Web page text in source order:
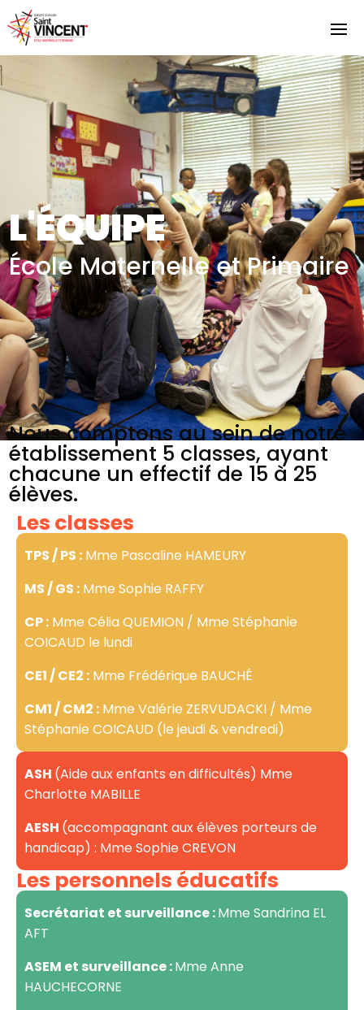
L'ÉQUIPE
École Maternelle et Primaire
Nous comptons au sein de notre
établissement 5 classes, ayant
chacune un effectif de 15 à 25
élèves.
Les classes
TPS / PS : Mme Pascaline HAMEURY
MS / GS : Mme Sophie RAFFY
CP : Mme Célia QUEMION / Mme Stéphanie
COICAUD le lundi
CE1 / CE2 : Mme Frédérique BAUCHÉ
CM1 / CM2 : Mme Valérie ZERVUDACKI / Mme
Stéphanie COICAUD (le jeudi & vendredi)
ASH (Aide aux enfants en difficultés) Mme
Charlotte MABILLE
AESH (accompagnant aux élèves porteurs de
handicap) : Mme Sophie CREVON
Les personnels éducatifs
Secrétariat et surveillance :Mme Sandrina EL
AFT
ASEM et surveillance :Mme Anne
HAUCHECORNE